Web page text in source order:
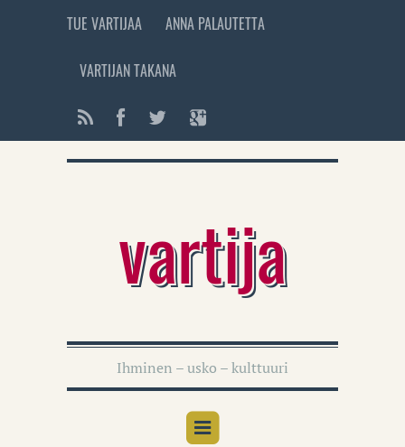
TUE VARTIJAA ANNA PALAUTETTA
VARTIJAN TAKANA
vartija
Ihminen – usko – kulttuuri